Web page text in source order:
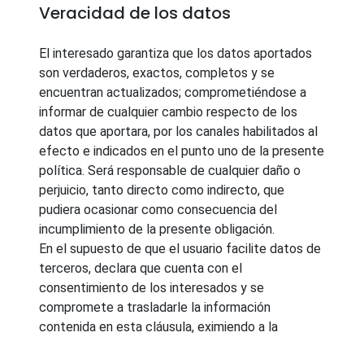
Veracidad de los datos
El interesado garantiza que los datos aportados
son verdaderos, exactos, completos y se
encuentran actualizados; comprometiéndose a
informar de cualquier cambio respecto de los
datos que aportara, por los canales habilitados al
efecto e indicados en el punto uno de la presente
política. Será responsable de cualquier daño o
perjuicio, tanto directo como indirecto, que
pudiera ocasionar como consecuencia del
incumplimiento de la presente obligación.
En el supuesto de que el usuario facilite datos de
terceros, declara que cuenta con el
consentimiento de los interesados y se
compromete a trasladarle la información
contenida en esta cláusula, eximiendo a la